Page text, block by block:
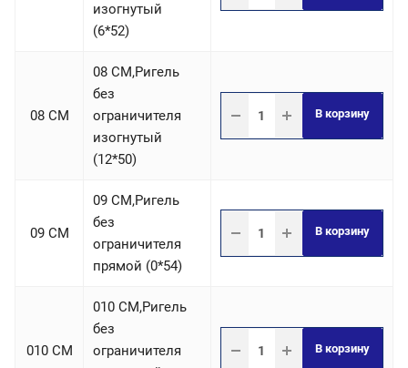
изогнутый
(6*52)
08 СM
08 СM,Ригель
без
ограничителя
изогнутый
(12*50)
В корзину
09 СM
09 СM,Ригель
без
ограничителя
прямой (0*54)
В корзину
010 СM
010 СM,Ригель
без
ограничителя
В корзину